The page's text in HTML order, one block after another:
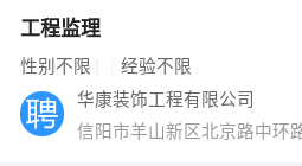
工程监理
性别不限 经验不限
华康装饰工程有限公司
信阳市羊山新区北京路中环